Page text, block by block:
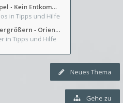
Phex-Tempel - Kein Entkommen aus Weinkeller/Bibliothek Trakt
in Tipps und Hilfe
Minimap vergrößern - Orientierung in Blutzinnen
in Tipps und Hilfe
Neues Thema
Gehe zu